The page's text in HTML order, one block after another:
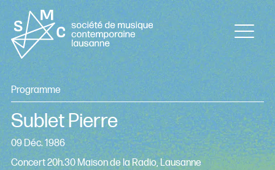
Programme
Sublet Pierre
09 Déc. 1986
Concert 20h.30 Maison de la Radio, Lausanne